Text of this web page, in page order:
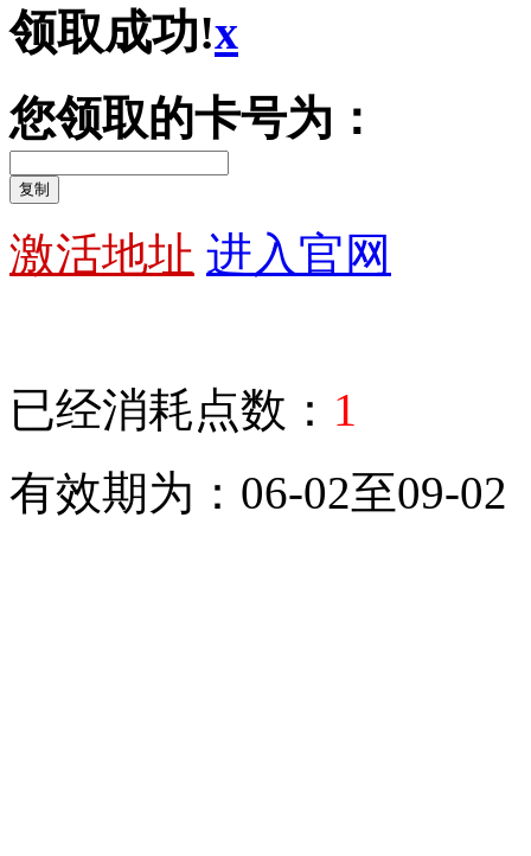
领取成功!x
您领取的卡号为：
复制
激活地址 进入官网
已经消耗点数： 1
有效期为：06-02至09-02